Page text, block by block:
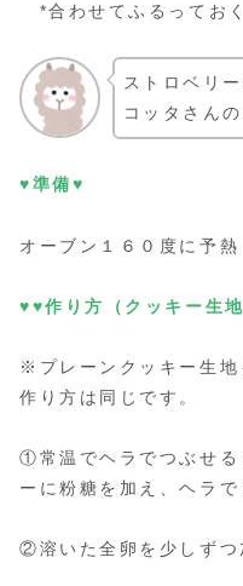
*合わせてふるっておく
ストロベリ
コッタさん
♥準備♥
オーブン１６０度に予熱
♥♥作り方（クッキー生
※プレーンクッキー生地
作り方は同じです。
①常温でヘラでつぶせる
ーに粉糖を加え、ヘラで
②溶いた全卵を少しずつ